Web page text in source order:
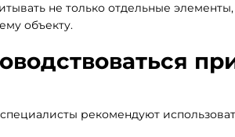
не только отдельные элементы,
объекту.
рекомендуют